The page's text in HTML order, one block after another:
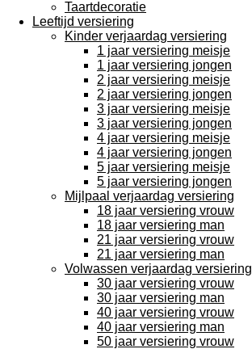
Taartdecoratie
Leeftijd versiering
Kinder verjaardag versiering
1 jaar versiering meisje
1 jaar versiering jongen
2 jaar versiering meisje
2 jaar versiering jongen
3 jaar versiering meisje
3 jaar versiering jongen
4 jaar versiering meisje
4 jaar versiering jongen
5 jaar versiering meisje
5 jaar versiering jongen
Mijlpaal verjaardag versiering
18 jaar versiering vrouw
18 jaar versiering man
21 jaar versiering vrouw
21 jaar versiering man
Volwassen verjaardag versiering
30 jaar versiering vrouw
30 jaar versiering man
40 jaar versiering vrouw
40 jaar versiering man
50 jaar versiering vrouw